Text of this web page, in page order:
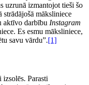
uzrunā izmantojot tieši šo
māksliniece
aktīvo darbību Instagram
Es esmu māksliniece,
savu vārdu”.[1]
Parasti